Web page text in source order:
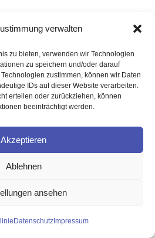
verwalten
zu bieten, verwenden wir Technologien
zu speichern und/oder darauf
zustimmen, können wir Daten
IDs auf dieser Website verarbeiten.
erteilen oder zurückziehen, können
beeinträchtigt werden.
Akzeptieren
Ablehnen
ansehen
Datenschutz Impressum
Ergebnisse finden Sie
Datenschutz
GmbH